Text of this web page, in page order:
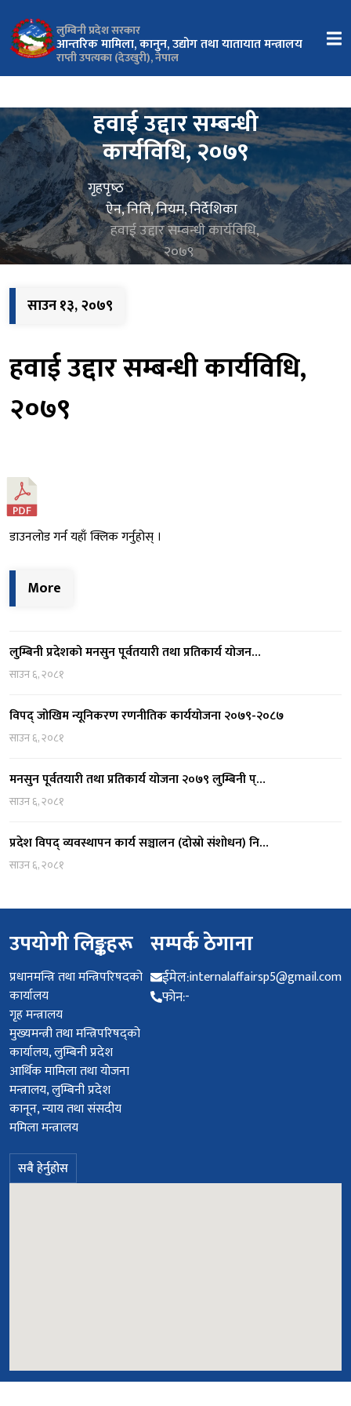
लुम्बिनी प्रदेश सरकार
आन्तरिक मामिला, कानुन, उद्योग तथा यातायात मन्त्रालय
राप्ती उपत्यका (देउखुरी), नेपाल
हवाई उद्दार सम्बन्धी
कार्यविधि, २०७९
गृहपृष्‍ठ
ऐन, निति, नियम, निर्देशिका
हवाई उद्दार सम्बन्धी कार्यविधि,
२०७९
साउन १३, २०७९
हवाई उद्दार सम्बन्धी कार्यविधि,
२०७९
डाउनलोड गर्न यहाँ क्लिक गर्नुहोस् ।
More
लुम्बिनी प्रदेशको मनसुन पूर्वतयारी तथा प्रतिकार्य योजन…
साउन ६, २०८१
विपद् जोखिम न्यूनिकरण रणनीतिक कार्ययोजना २०७९-२०८७
साउन ६, २०८१
मनसुन पूर्वतयारी तथा प्रतिकार्य योजना २०७९ लुम्बिनी प्…
साउन ६, २०८१
प्रदेश विपद् व्यवस्थापन कार्य सञ्चालन (दोस्रो संशोधन) नि…
साउन ६, २०८१
उपयोगी लिङ्कहरू
प्रधानमन्त्रि तथा मन्त्रिपरिषदको
कार्यालय
गृह मन्त्रालय
मुख्यमन्त्री तथा मन्त्रिपरिषद्को
कार्यालय, लुम्बिनी प्रदेश
आर्थिक मामिला तथा योजना
मन्त्रालय, लुम्बिनी प्रदेश
कानून, न्याय तथा संसदीय
ममिला मन्त्रालय
सबै हेर्नुहोस
सम्पर्क ठेगाना
ईमेल:internalaffairsp5@gmail.com
फोन:-